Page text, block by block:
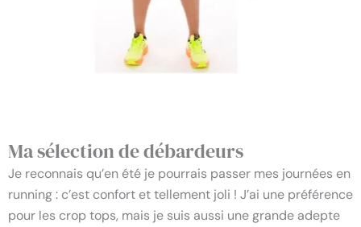
Ma sélection de débardeurs
Je reconnais qu’en été je pourrais passer mes journées en
running : c’est confort et tellement joli ! J’ai une préférence
pour les crop tops, mais je suis aussi une grande adepte